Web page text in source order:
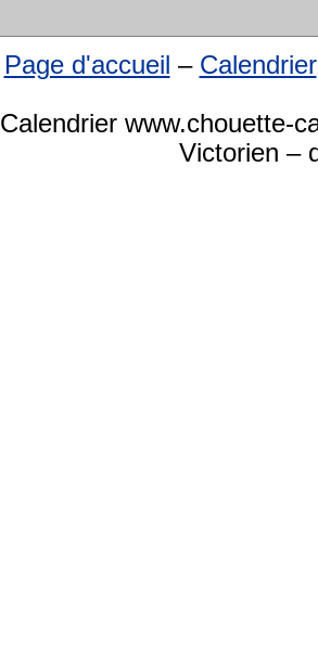
Page d'accueil – Calendrier
Calendrier www.chouette-
Victorien –